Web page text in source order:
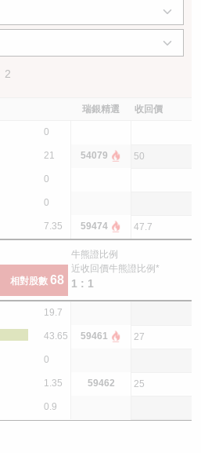
2
瑞銀精選 收回價
0
21 54079 50
0
0
7.35 59474 47.7
相對股數 68
牛熊證比例
近收回價牛熊證比例*
1 : 1
19.7
43.65 59461 27
0
1.35 59462 25
0.9